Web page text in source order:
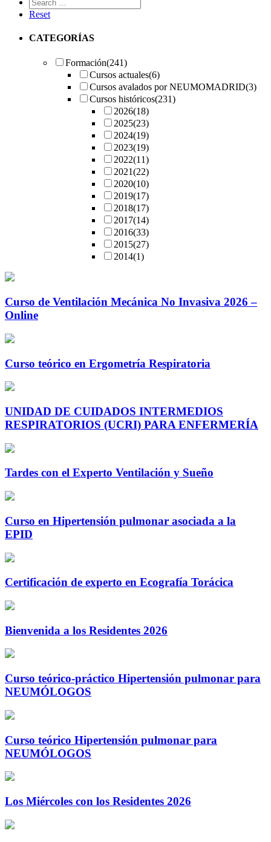
Reset
CATEGORÍAS
Formación(241)
Cursos actuales(6)
Cursos avalados por NEUMOMADRID(3)
Cursos históricos(231)
2026(18)
2025(23)
2024(19)
2023(19)
2022(11)
2021(22)
2020(10)
2019(17)
2018(17)
2017(14)
2016(33)
2015(27)
2014(1)
Curso de Ventilación Mecánica No Invasiva 2026 –
Online
Curso teórico en Ergometría Respiratoria
UNIDAD DE CUIDADOS INTERMEDIOS
RESPIRATORIOS (UCRI) PARA ENFERMERÍA
Tardes con el Experto Ventilación y Sueño
Curso en Hipertensión pulmonar asociada a la
EPID
Certificación de experto en Ecografía Torácica
Bienvenida a los Residentes 2026
Curso teórico-práctico Hipertensión pulmonar para
NEUMÓLOGOS
Curso teórico Hipertensión pulmonar para
NEUMÓLOGOS
Los Miércoles con los Residentes 2026